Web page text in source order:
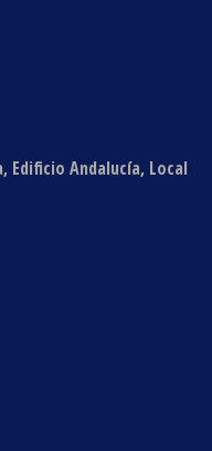
Edificio Andalucía, Local